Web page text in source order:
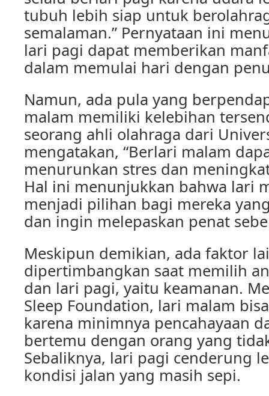
tubuh lebih siap untuk
semalaman.” Pernyataan ini
lari pagi dapat memberikan
dalam memulai hari dengan
Namun, ada pula yang
malam memiliki kelebihan
seorang ahli olahraga dari
mengatakan, “Berlari malam
menurunkan stres dan
Hal ini menunjukkan bahwa lari
menjadi pilihan bagi mereka
dan ingin melepaskan penat
Meskipun demikian, ada faktor
dipertimbangkan saat memilih
dan lari pagi, yaitu keamanan.
Sleep Foundation, lari malam
karena minimnya pencahayaan
bertemu dengan orang yang
Sebaliknya, lari pagi cenderung
kondisi jalan yang masih sepi.